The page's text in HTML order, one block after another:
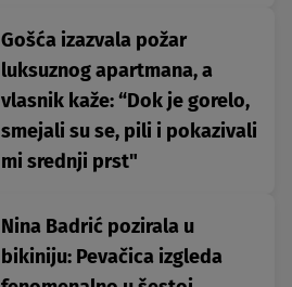
Gošća izazvala požar
luksuznog apartmana, a
vlasnik kaže: “Dok je gorelo,
smejali su se, pili i pokazivali
mi srednji prst"
Nina Badrić pozirala u
bikiniju: Pevačica izgleda